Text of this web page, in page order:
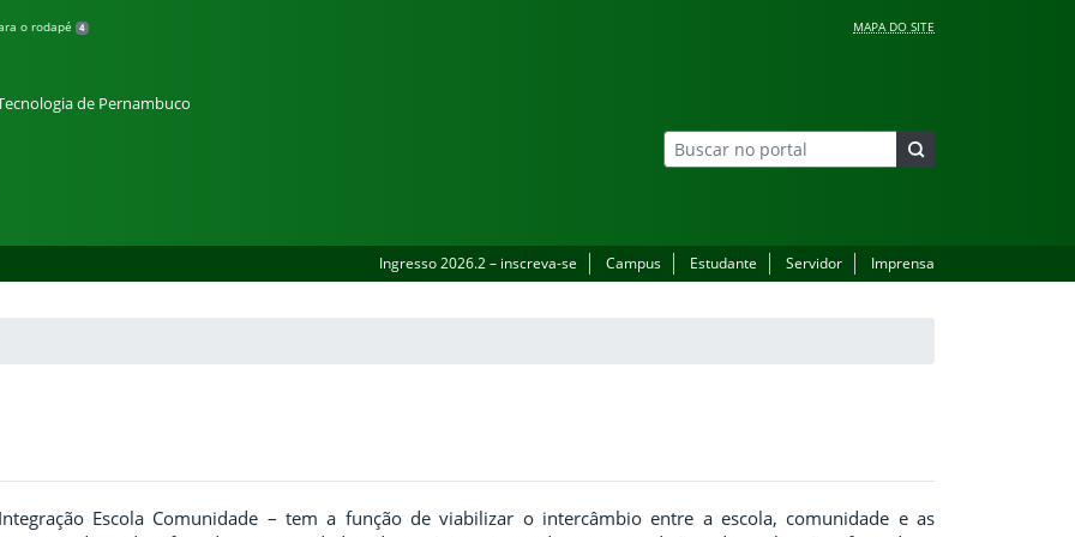
o rodapé 4 MAPA DO SITE
de Pernambuco
Ingresso 2026.2 – inscreva-se Campus Estudante Servidor Imprensa
Escola Comunidade – tem a função de viabilizar o intercâmbio entre a escola, comunidade e as